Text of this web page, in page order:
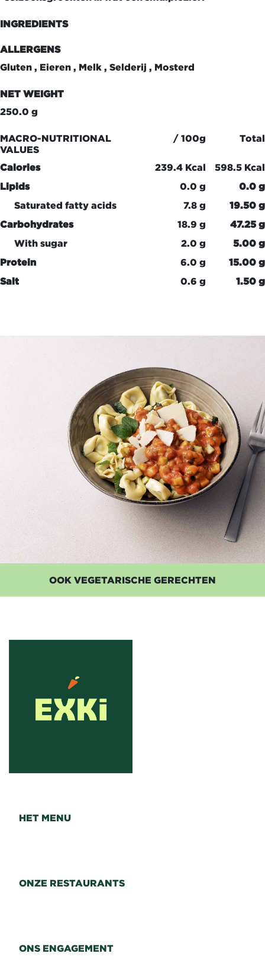
INGREDIENTS
ALLERGENS
Gluten , Eieren , Melk , Selderij , Mosterd
NET WEIGHT
250.0 g
MACRO-NUTRITIONAL
VALUES
/ 100g Total
Calories 239.4 Kcal
598.5 Kcal
Lipids
0.0 g
0.0 g
Saturated fatty acids
7.8 g
19.50 g
Carbohydrates
18.9 g
47.25 g
With sugar
2.0 g
5.00 g
Protein
6.0 g
15.00 g
Salt
0.6 g 1.50 g
OOK VEGETARISCHE GERECHTEN
HET MENU
ONZE RESTAURANTS
ONS ENGAGEMENT